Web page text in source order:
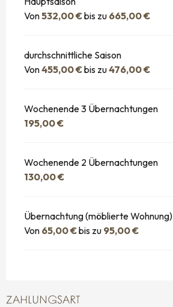
Von532,00 €bis zu 665,00 €
durchschnittliche Saison
Von455,00 €bis zu476,00 €
Wochenende 3 Übernachtungen
195,00 €
Wochenende 2 Übernachtungen
130,00 €
Übernachtung (möblierte Wohnung)
Von 65,00 €bis zu 95,00 €
ZAHLUNGSART